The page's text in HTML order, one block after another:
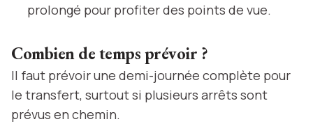
prolongé pour profiter des points de vue.
Combien de temps prévoir ?
Il faut prévoir une demi-journée complète pour
le transfert, surtout si plusieurs arrêts sont
prévus en chemin.